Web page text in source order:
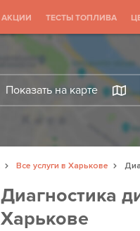
АКЦИИ ТЕСТЫ ТОПЛИВА
Показать на карте
Все услуги в Харькове
Диагностика
Харькове